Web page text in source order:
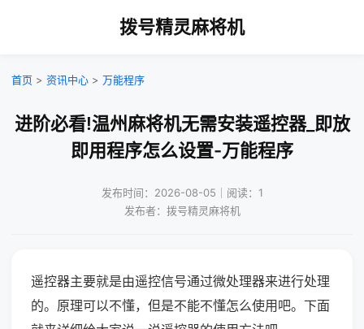
拨号精灵麻将机
首页 > 资讯中心 > 万能程序
进阶必看!温州麻将机无需安装遥控器_即放
即用程序怎么设置-万能程序
发布时间：2026-08-05｜阅读：1
发布者：拨号精灵麻将机
遥控器主要就是由遥控信号通过微处理器来进行处理
的。原理可以不懂，但是不能不懂怎么使用吧。下面